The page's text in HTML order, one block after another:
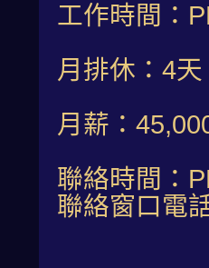
工作時間：
月排休：4天
月薪：
聯絡時間：
聯絡窗口電